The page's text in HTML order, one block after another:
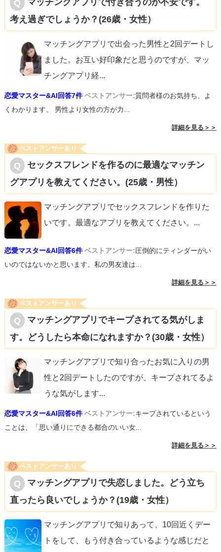
マッチングアプリで付き合うのが不安です。
考え過ぎでしょうか？(26歳・女性）
マッチングアプリで出会った男性と2回デートし
ました。お互い好印象だと思うのですが、マッ
チングアプリ経...
恋愛マスター&AI回答7件 ベストアンサー:質問者様のお気持ち、よ
くわかります。 男性より女性の方が力...
詳細を見る＞＞
ベストアンサーあり
セックスフレンドを作るのに最適なマッチン
グアプリを教えてください。(25歳・男性）
マッチングアプリでセックスフレンドを作りた
いです。最適なアプリを教えてください。 ...
恋愛マスター&AI回答6件 ベストアンサー:圧倒的にティンダーがい
いのではないかと思います。私の男友達は...
詳細を見る＞＞
ベストアンサーあり
マッチングアプリでキープされてる気がしま
す。どうしたら本命になれますか？(30歳・女性）
マッチングアプリで知り合ったお気に入りの男
性と2回デートしたのですが、キープされてるよ
うな気がします...
恋愛マスター&AI回答6件 ベストアンサー:キープされているという
ことは、「思い通りにできる都合のいい女...
詳細を見る＞＞
ベストアンサーあり
マッチングアプリで失恋しました。どう立ち
直ったら良いでしょうか？(19歳・女性）
マッチングアプリで知りあって、10回近くデー
トをして、もう付き合っているような感じだと